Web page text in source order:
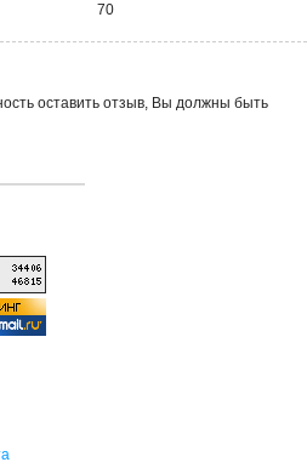
70
оставить отзыв, Вы должны быть